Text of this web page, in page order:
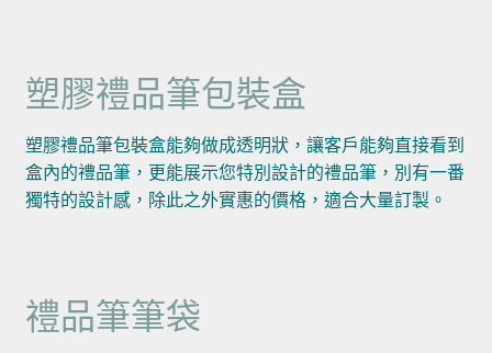
塑膠禮品筆包裝盒
塑膠禮品筆包裝盒能夠做成透明狀，讓客戶能夠直接看到
盒內的禮品筆，更能展示您特別設計的禮品筆，別有一番
獨特的設計感，除此之外實惠的價格，適合大量訂製。
禮品筆筆袋